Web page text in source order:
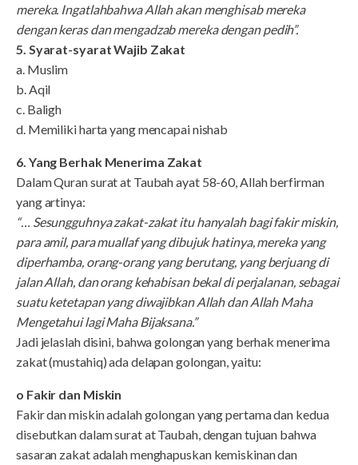
mereka. Ingatlahbahwa Allah akan menghisab mereka
dengan keras dan mengadzab mereka dengan pedih”.
5. Syarat-syarat Wajib Zakat
a. Muslim
b. Aqil
c. Baligh
d. Memiliki harta yang mencapai nishab
6. Yang Berhak Menerima Zakat
Dalam Quran surat at Taubah ayat 58-60, Allah berfirman
yang artinya:
“… Sesungguhnya zakat-zakat itu hanyalah bagi fakir miskin,
para amil, para muallaf yang dibujuk hatinya, mereka yang
diperhamba, orang-orang yang berutang, yang berjuang di
jalan Allah, dan orang kehabisan bekal di perjalanan, sebagai
suatu ketetapan yang diwajibkan Allah dan Allah Maha
Mengetahui lagi Maha Bijaksana.”
Jadi jelaslah disini, bahwa golongan yang berhak menerima
zakat (mustahiq) ada delapan golongan, yaitu:
o Fakir dan Miskin
Fakir dan miskin adalah golongan yang pertama dan kedua
disebutkan dalam surat at Taubah, dengan tujuan bahwa
sasaran zakat adalah menghapuskan kemiskinan dan